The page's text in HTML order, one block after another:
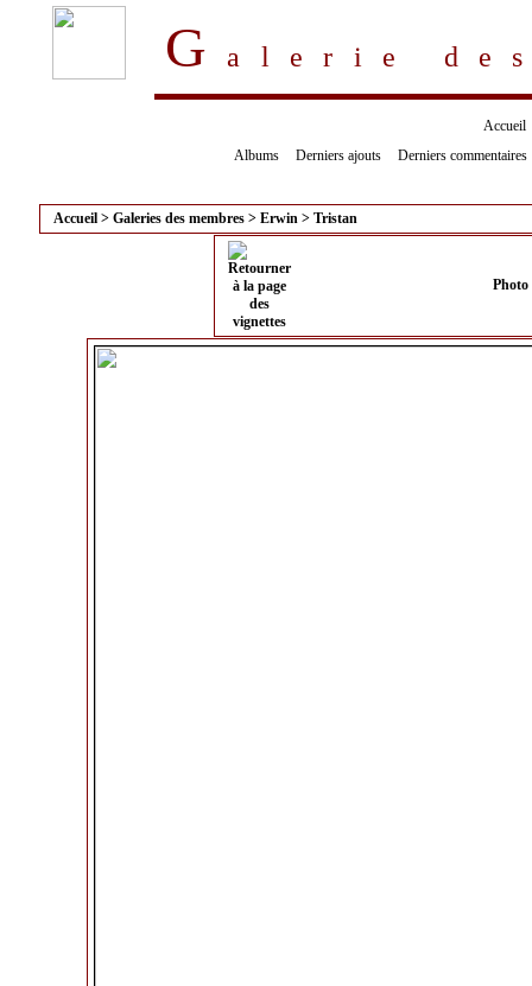
Galerie
Accueil
Albums
Derniers ajouts Derniers commentaires
Accueil > Galeries des membres > Erwin > Tristan
Photo